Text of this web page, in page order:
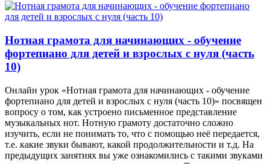
Нотная грамота для начинающих - обучение
фортепиано для детей и взрослых с нуля (часть
10)
Онлайн урок «Нотная грамота для начинающих - обучение
фортепиано для детей и взрослых с нуля (часть 10)» посвящен
вопросу о том, как устроено письменное представление
музыкальных нот. Нотную грамоту достаточно сложно
изучить, если не понимать то, что с помощью неё передается,
т.е. какие звуки бывают, какой продолжительности и т.д. На
предыдущих занятиях вы уже ознакомились с такими звуками